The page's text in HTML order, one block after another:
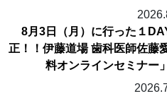
8月3日（月）に行った１
正！！伊藤道場 歯科医師佐
料オンラインセミナー